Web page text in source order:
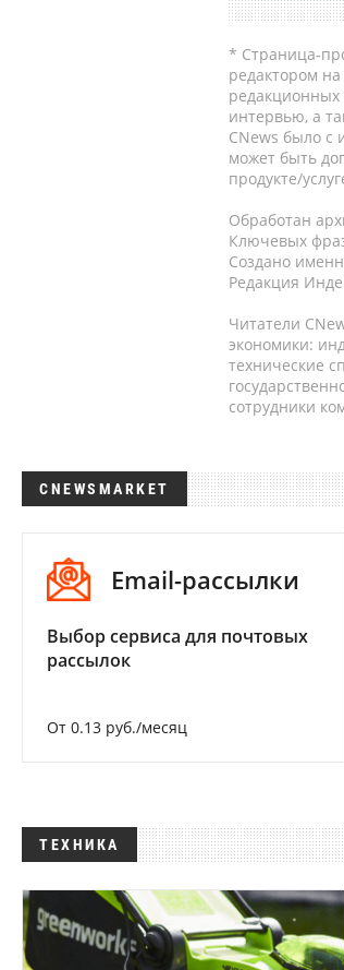
* Страница-
редактором
редакционных
интервью, а
CNews было с
может быть
продукте/
Обработан
Ключевых
Создано
Редакция
Читатели
экономики:
технические
сотрудники
CNEWSMARKET
Email-рассылки
Выбор сервиса для почтовых
рассылок
От 0.13 руб./месяц
ТЕХНИКА